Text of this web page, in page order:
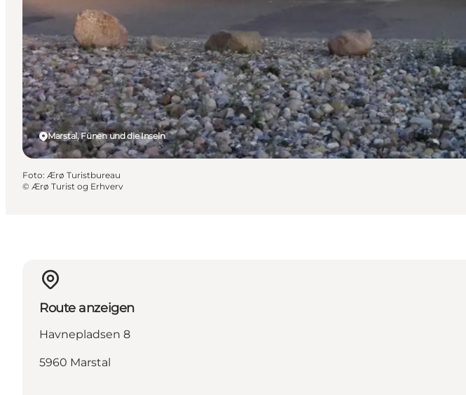
Marstal, Fünen und die Inseln
Foto: Ærø Turistbureau
© Ærø Turist og Erhverv
Route anzeigen
Havnepladsen 8
5960 Marstal